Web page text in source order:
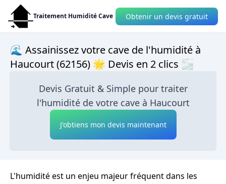
Traitement Humidité Cave Obtenir un devis gratuit
🌊 Assainissez votre cave de l'humidité à
Haucourt (62156) 🌟 Devis en 2 clics 🌫
Devis Gratuit & Simple pour traiter
l'humidité de votre cave à Haucourt
J'obtiens mon devis maintenant
L'humidité est un enjeu majeur fréquent dans les